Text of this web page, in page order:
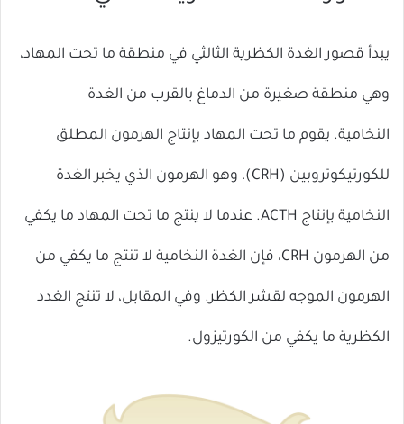
يبدأ قصور الغدة الكظرية الثالثي في ​​منطقة ما تحت المهاد،
وهي منطقة صغيرة من الدماغ بالقرب من الغدة
النخامية. يقوم ما تحت المهاد بإنتاج الهرمون المطلق
للكورتيكوتروبين (CRH)، وهو الهرمون الذي يخبر الغدة
النخامية بإنتاج ACTH. عندما لا ينتج ما تحت المهاد ما يكفي
من الهرمون CRH، فإن الغدة النخامية لا تنتج ما يكفي من
الهرمون الموجه لقشر الكظر. وفي المقابل، لا تنتج الغدد
الكظرية ما يكفي من الكورتيزول.